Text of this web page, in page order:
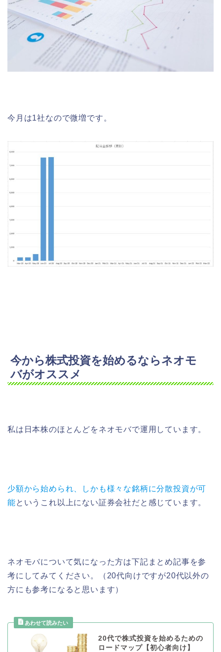
今月は1社なので微増です。
今から株式投資を始めるならネオモ
バがオススメ
私は日本株のほとんどをネオモバで運用しています。
少額から始められ、しかも様々な銘柄に分散投資が可
能というこれ以上にない証券会社だと感じています。
ネオモバについて気になった方は下記まとめ記事を参
考にしてみてください。（20代向けですが20代以外の
方にも参考になると思います）
20代で株式投資を始めるための
ロードマップ【初心者向け】